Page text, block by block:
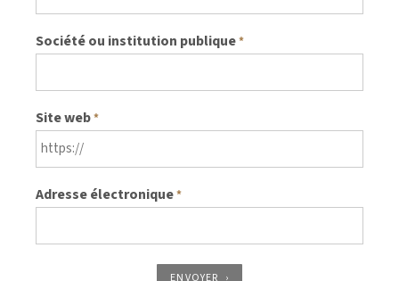
Société ou institution publique*
Site web*
Adresse électronique*
ENVOYER